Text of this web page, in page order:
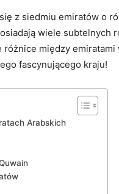
z siedmiu ⁤emiratów o
wiele ‍subtelnych
między
fascynującego⁢ kraju!
Arabskich